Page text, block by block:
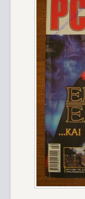
PC - Turbo-X (286)